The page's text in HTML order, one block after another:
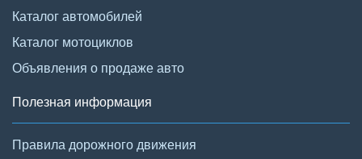
Каталог автомобилей
Каталог мотоциклов
Объявления о продаже авто
Полезная информация
Правила дорожного движения